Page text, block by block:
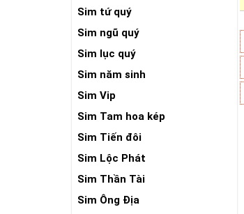
Sim tứ quý
Sim ngũ quý
Sim lục quý
Sim năm sinh
Sim Vip
Sim Tam hoa kép
Sim Tiến đôi
Sim Lộc Phát
Sim Thần Tài
Sim Ông Địa